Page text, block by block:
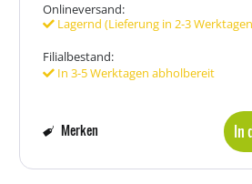
Onlineversand:
Lagernd (Lieferung in 2-3
Filialbestand:
In 3-5 Werktagen abholbereit
In
Merken